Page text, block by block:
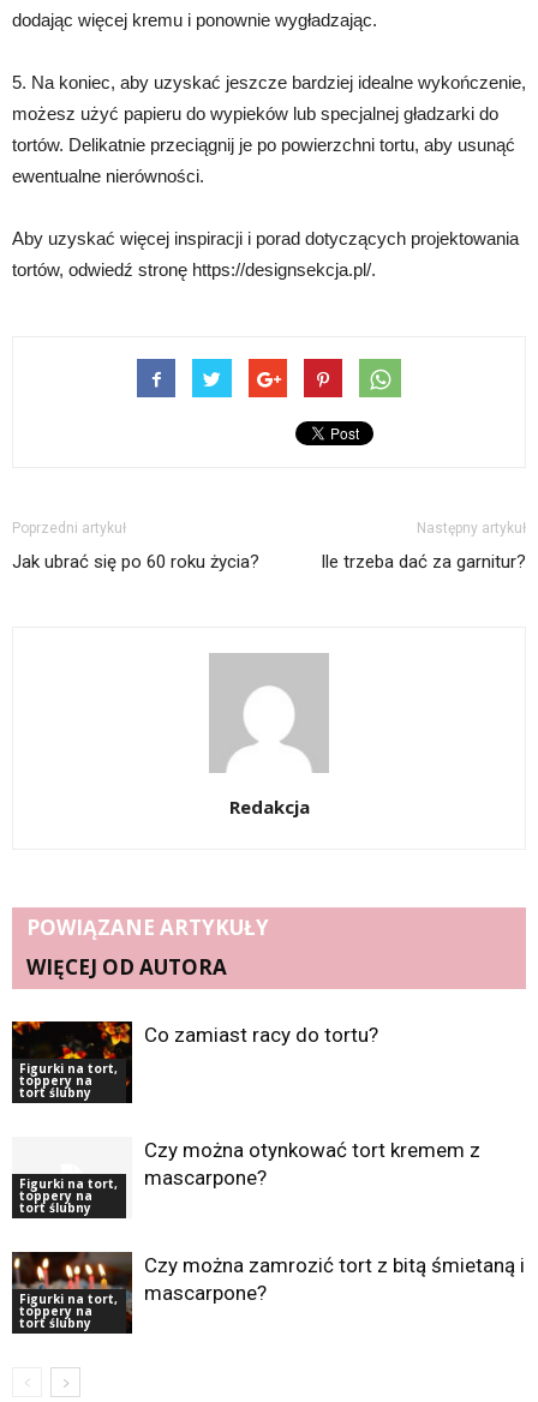
dodając więcej kremu i ponownie wygładzając.
5. Na koniec, aby uzyskać jeszcze bardziej idealne wykończenie,
możesz użyć papieru do wypieków lub specjalnej gładzarki do
tortów. Delikatnie przeciągnij je po powierzchni tortu, aby usunąć
ewentualne nierówności.
Aby uzyskać więcej inspiracji i porad dotyczących projektowania
tortów, odwiedź stronę https://designsekcja.pl/.
Poprzedni artykuł
Jak ubrać się po 60 roku życia?
Następny artykuł
Ile trzeba dać za garnitur?
Redakcja
POWIĄZANE ARTYKUŁY
WIĘCEJ OD AUTORA
Figurki na tort,
toppery na
tort ślubny
Co zamiast racy do tortu?
Figurki na tort,
toppery na
tort ślubny
Czy można otynkować tort kremem z
mascarpone?
Figurki na tort,
toppery na
tort ślubny
Czy można zamrozić tort z bitą śmietaną i
mascarpone?